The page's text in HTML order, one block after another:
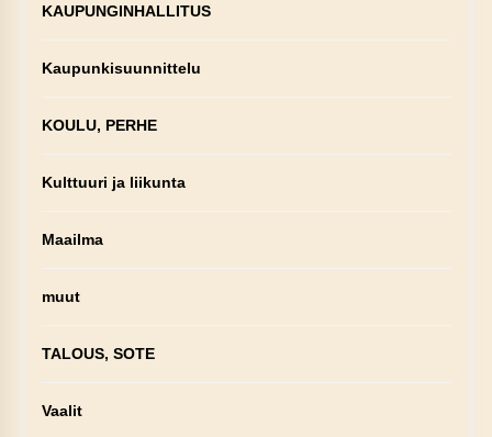
KAUPUNGINHALLITUS
Kaupunkisuunnittelu
KOULU, PERHE
Kulttuuri ja liikunta
Maailma
muut
TALOUS, SOTE
Vaalit